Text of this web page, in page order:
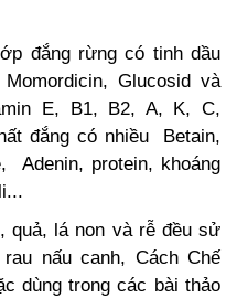
đắng rừng có tinh dầu
Glucosid và
E, B1, B2, A, K, C,
đắng có nhiều Betain,
Adenin, protein, khoáng
quả, lá non và rễ đều sử
nấu canh, Cách Chế
dùng trong các bài thảo